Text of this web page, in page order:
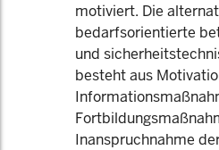
motiviert. Die
bedarfsorientierte
und
besteht aus
Inanspruchnahme